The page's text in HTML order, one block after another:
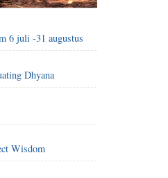
6 juli -31 augustus
Dhyana
Wisdom